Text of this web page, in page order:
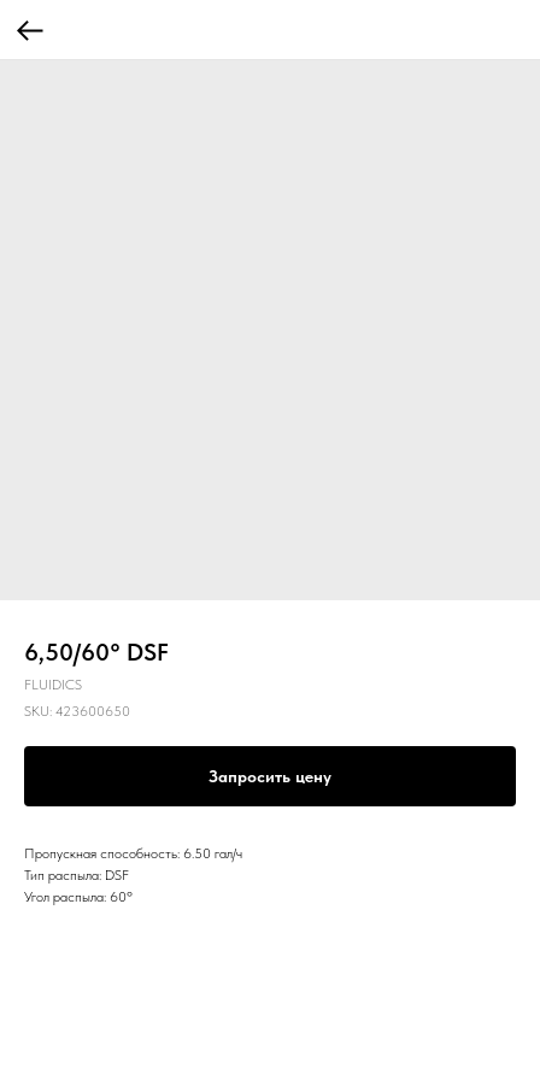
6,50/60° DSF
FLUIDICS
SKU: 423600650
Запросить цену
Пропускная способность: 6.50 гал/ч
Тип распыла: DSF
Угол распыла: 60º